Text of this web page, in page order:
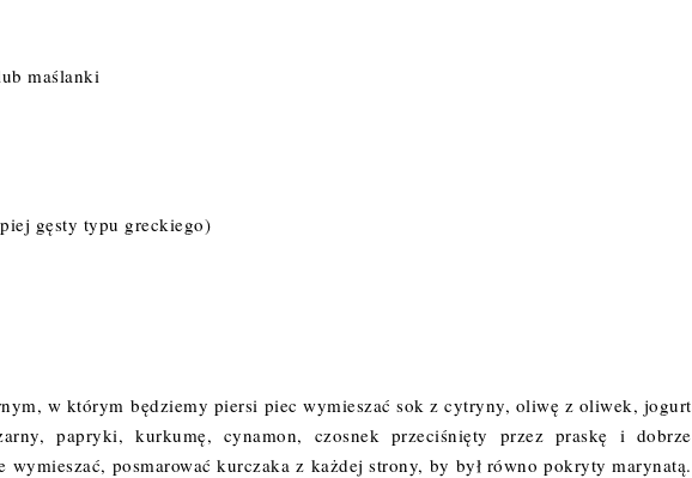
maślanki
gęsty typu greckiego)
w którym będziemy piersi piec wymieszać sok z cytryny, oliwę z oliwek, jogurt
papryki, kurkumę, cynamon, czosnek przeciśnięty przez praskę i dobrze
wymieszać, posmarować kurczaka z każdej strony, by był równo pokryty marynatą.